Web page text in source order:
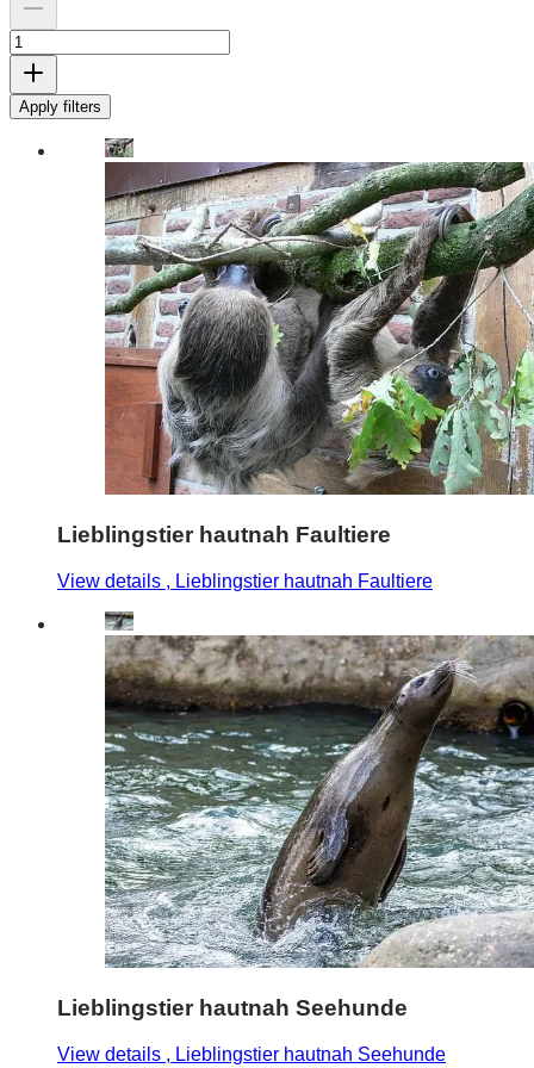
Apply filters
Lieblingstier hautnah Faultiere
View details , Lieblingstier hautnah Faultiere
Lieblingstier hautnah Seehunde
View details , Lieblingstier hautnah Seehunde